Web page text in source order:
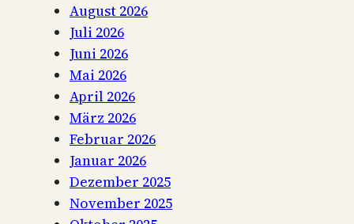
r
i
n
d
e
r
g
e
d
ä
August 2026
Juli 2026
Juni 2026
Mai 2026
April 2026
März 2026
Februar 2026
Januar 2026
Dezember 2025
November 2025